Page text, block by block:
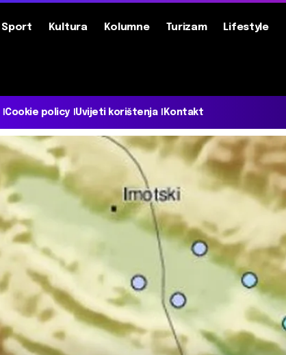
Sport Kultura Kolumne Turizam Lifestyle
Cookie policy Uvijeti korištenja Kontakt